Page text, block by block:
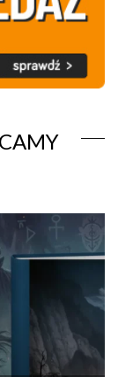
POKAZAĆ